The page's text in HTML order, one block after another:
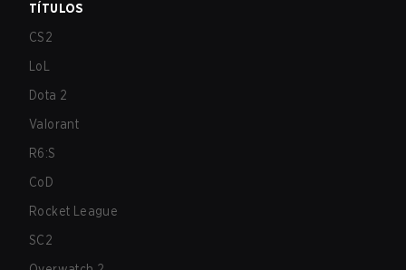
TÍTULOS
CS2
LoL
Dota 2
Valorant
R6:S
CoD
Rocket League
SC2